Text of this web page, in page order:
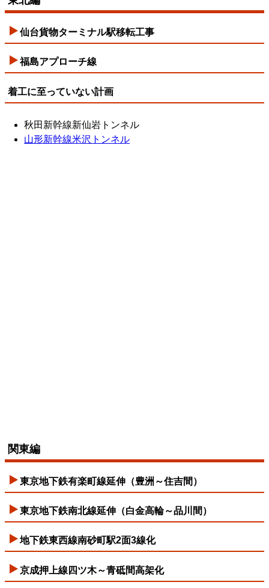
仙台貨物ターミナル駅移転工事
福島アプローチ線
着工に至っていない計画
秋田新幹線新仙岩トンネル
山形新幹線米沢トンネル
関東編
東京地下鉄有楽町線延伸（豊洲～住吉間）
東京地下鉄南北線延伸（白金高輪～品川間）
地下鉄東西線南砂町駅2面3線化
京成押上線四ツ木～青砥間高架化